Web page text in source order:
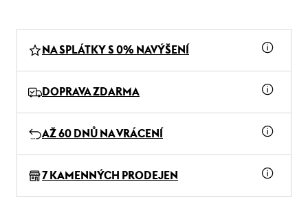
NA SPLÁTKY S 0% NAVÝŠENÍ
DOPRAVA ZDARMA
AŽ 60 DNŮ NA VRÁCENÍ
7 KAMENNÝCH PRODEJEN